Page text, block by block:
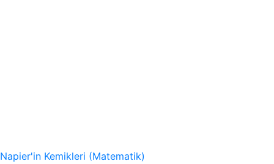
Napier'in Kemikleri (Matematik)